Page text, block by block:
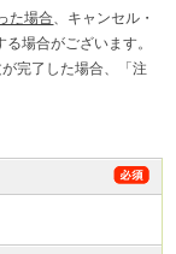
た場合、キャンセル・
場合がございます。
完了した場合、「注